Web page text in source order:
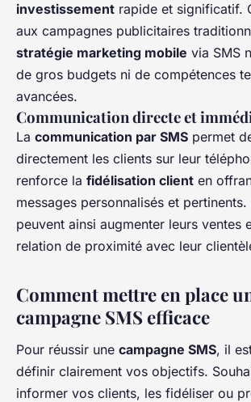
investissement rapide et significatif.
aux campagnes publicitaires
stratégie marketing mobile via SMS
de gros budgets ni de compétences
avancées.
Communication directe et
La communication par SMS permet
directement les clients sur leur
renforce la fidélisation client en
messages personnalisés et
peuvent ainsi augmenter leurs ventes
relation de proximité avec leur
Comment mettre en place
campagne SMS efficace
Pour réussir une campagne SMS, il
définir clairement vos objectifs.
informer vos clients, les fidéliser ou